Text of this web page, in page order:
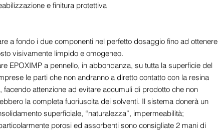
e finitura protettiva
a fondo i due componenti nel perfetto dosaggio fino ad ottenere
visivamente limpido e omogeneo.
EPOXIMP a pennello, in abbondanza, su tutta la superficie del
le parti che non andranno a diretto contatto con la resina
facendo attenzione ad evitare accumuli di prodotto che non
la completa fuoriuscita dei solventi. Il sistema donerà un
superficiale, “naturalezza”, impermeabilità;
porosi ed assorbenti sono consigliate 2 mani di